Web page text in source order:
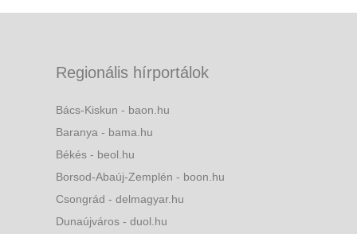
Regionális hírportálok
Bács-Kiskun - baon.hu
Baranya - bama.hu
Békés - beol.hu
Borsod-Abaúj-Zemplén - boon.hu
Csongrád - delmagyar.hu
Dunaújváros - duol.hu